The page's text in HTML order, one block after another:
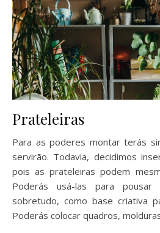
Prateleiras
Para as poderes montar terás
servirão. Todavia, decidimos
pois as prateleiras podem
Poderás usá-las para pousar
sobretudo, como base criativa
Poderás colocar quadros,